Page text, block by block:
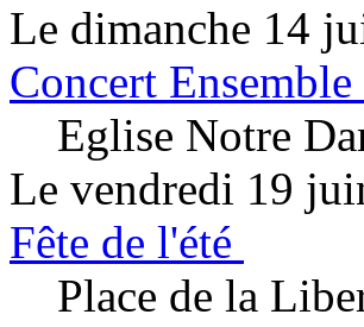
Le dimanche 14
Concert
Eglise Notre
Le vendredi 19
Fête de l'été
Place de la